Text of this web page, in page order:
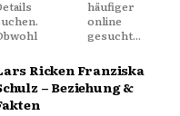
gesucht...
Ricken Franziska
– Beziehung &